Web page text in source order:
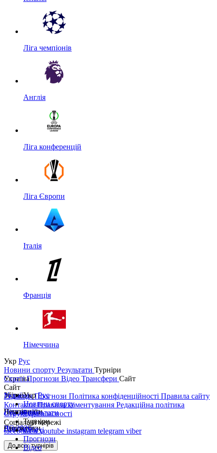
Ліга чемпіонів
Англія
Ліга конференцій
Ліга Європи
Італія
Франція
Німеччина
Укр Рус
Новини спорту Результати Турніри
Україна
Україна
Перша ліга
Друга ліга
Кубок України
Збірні
Ліга націй
ЧС 2026
Чемпіонати
Англія
Іспанія
Єврокубки
Ліга чемпіонів
До всіх турнірів
СтаттіПрогнози Відео Трансфери Сайт
Сайт
РедакціяПрогнози Політика конфіденційності Правила сайту
КонтактиПравила коментування Редакційна політика
Структура власності
Соціальні мережі
facebookxyoutube instagram telegram viber
УкрРус
Новини спорту
Результати
Турніри
Статті
Прогнози
Відео